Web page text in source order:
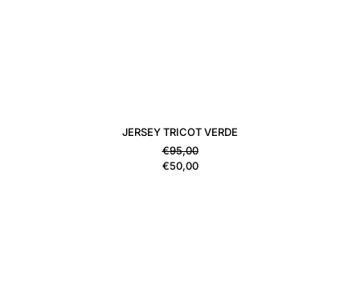
JERSEY TRICOT VERDE
Precio habitual
€95,00
Precio de venta
€50,00